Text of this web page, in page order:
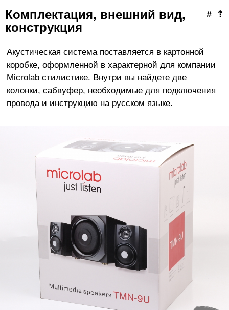
⇡
#
Комплектация, внешний вид,
конструкция
Акустическая система поставляется в картонной
коробке, оформленной в характерной для компании
Microlab стилистике. Внутри вы найдете две
колонки, сабвуфер, необходимые для подключения
провода и инструкцию на русском языке.